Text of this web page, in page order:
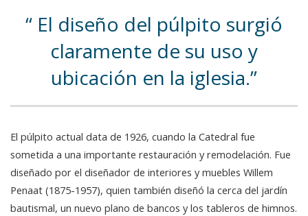
El diseño del púlpito surgió
claramente de su uso y
ubicación en la iglesia.
El púlpito actual data de 1926, cuando la Catedral fue
sometida a una importante restauración y remodelación. Fue
diseñado por el diseñador de interiores y muebles Willem
Penaat (1875-1957), quien también diseñó la cerca del jardín
bautismal, un nuevo plano de bancos y los tableros de himnos.